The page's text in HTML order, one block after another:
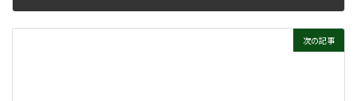
次の記事